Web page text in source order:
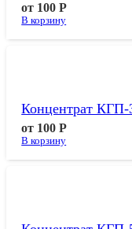
от 100Р
В корзину
Концентрат
от 100Р
В корзину